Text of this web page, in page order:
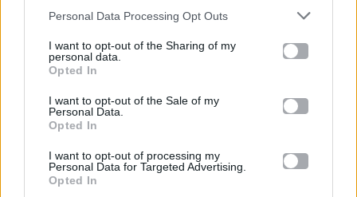
This information may also be disclosed by us to third parties
disclose it to other third parties.
Please note that this website/app uses one or more Google
services and may gather and store information including but
not limited to your visit or usage behaviour. You may click to
grant or deny consent to Google and its third-party tags to
consent section.
Personal Data Processing Opt Outs
I want to opt-out of the Sharing of my
personal data.
Opted In
I want to opt-out of the Sale of my
Personal Data.
Opted In
I want to opt-out of processing my
Personal Data for Targeted Advertising.
Opted In
Gossip
Televisione
Programmi TV
Amici
Ballando Con Le Stelle